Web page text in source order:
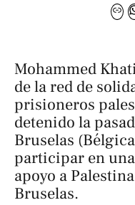
Mohammed
de la red de
prisioneros
detenido la
Bruselas
participar en
apoyo a
Bruselas.